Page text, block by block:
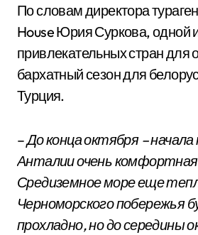
По словам директора
House Юрия Суркова, одной
привлекательных стран для
бархатный сезон для
Турция.
–До конца октября – начала
Анталии очень комфортная
Средиземное море еще
Черноморского побережья
прохладно, но до середины